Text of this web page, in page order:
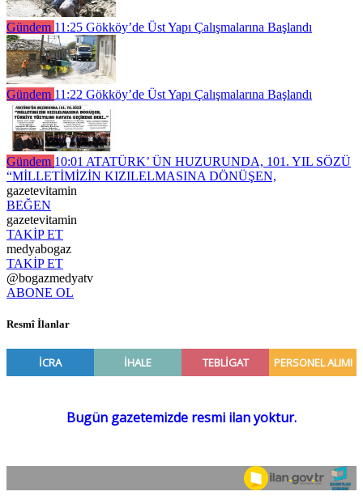
Gündem 11:25 Gökköy’de Üst Yapı Çalışmalarına Başlandı
Gündem 11:22 Gökköy’de Üst Yapı Çalışmalarına Başlandı
Gündem 10:01 ATATÜRK’ ÜN HUZURUNDA, 101. YIL SÖZÜ
“MİLLETİMİZİN KIZILELMASINA DÖNÜŞEN,
gazetevitamin
BEĞEN
gazetevitamin
TAKİP ET
medyabogaz
TAKİP ET
@bogazmedyatv
ABONE OL
Resmî İlanlar